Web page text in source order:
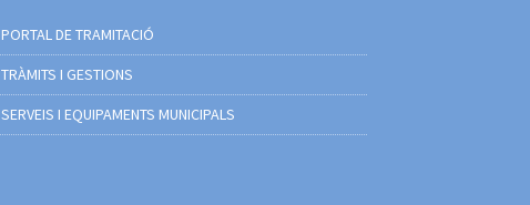
PORTAL DE TRAMITACIÓ
TRÀMITS I GESTIONS
SERVEIS I EQUIPAMENTS MUNICIPALS